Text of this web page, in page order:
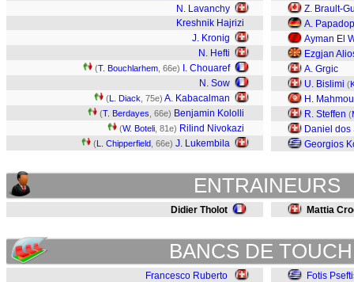
N. Lavanchy
Kreshnik Hajrizi
J. Kronig
N. Hefti
(T. Bouchlarhem , 66e)
I. Chouaref
N. Sow
(L. Diack , 75e) A. Kabacalman
(T. Berdayes , 66e) Benjamin Kololli
(W. Boteli , 81e) Rilind Nivokazi
(L. Chipperfield , 66e) J. Lukembila
Z. Brault-
A.
Ayman El
Ezgjan
A. Grgic
U. Bislimi (
H.
R. Steffen (
Daniel dos
Georgios
ENTRAINEURS
Didier Tholot Mattia
BANCS DE
Francesco Ruberto
Fotis